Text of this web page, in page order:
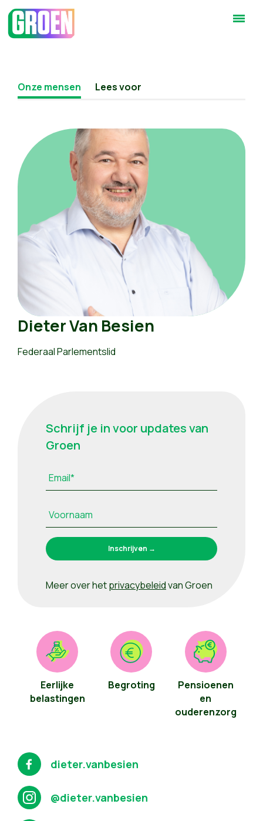
Onze mensen Lees voor
Dieter Van Besien
Federaal Parlementslid
Schrijf je in voor updates van
Groen
Email*
Voornaam
Meer over hetprivacybeleidvan Groen
Eerlijke
belastingen
Begroting
Pensioenen
en
ouderenzorg
dieter.vanbesien
@dieter.vanbesien